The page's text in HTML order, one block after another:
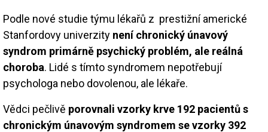
Podle nové studie týmu lékařů z prestižní americké
Stanfordovy univerzity není chronický únavový
syndrom primárně psychický problém, ale reálná
choroba. Lidé s tímto syndromem nepotřebují
psychologa nebo dovolenou, ale lékaře.
Vědci pečlivě porovnali vzorky krve 192 pacientů s
chronickým únavovým syndromem se vzorky 392